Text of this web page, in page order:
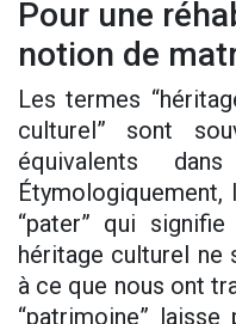
Pour une
notion de
Les termes
culturel” sont
équivalents
“pater” qui
héritage culturel ne
à ce que nous ont
“patrimoine”